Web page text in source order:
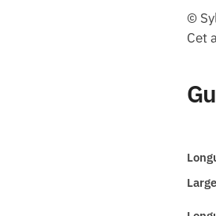
©
Cet